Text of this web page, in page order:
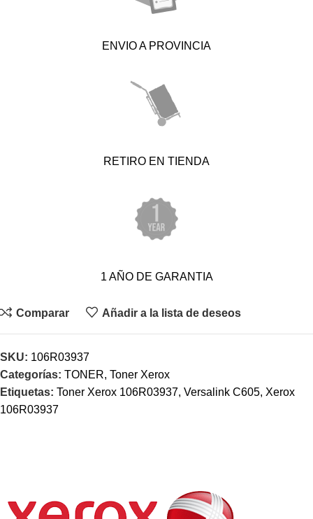
ENVIO A PROVINCIA
RETIRO EN TIENDA
1 AÑO DE GARANTIA
Comparar Añadir a la lista de deseos
SKU: 106R03937
Categorías: TONER, Toner Xerox
Etiquetas: Toner Xerox 106R03937, Versalink C605, Xerox
106R03937